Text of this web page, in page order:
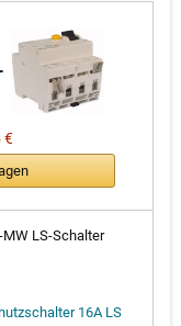
€
MW LS-Schalter
16A LS